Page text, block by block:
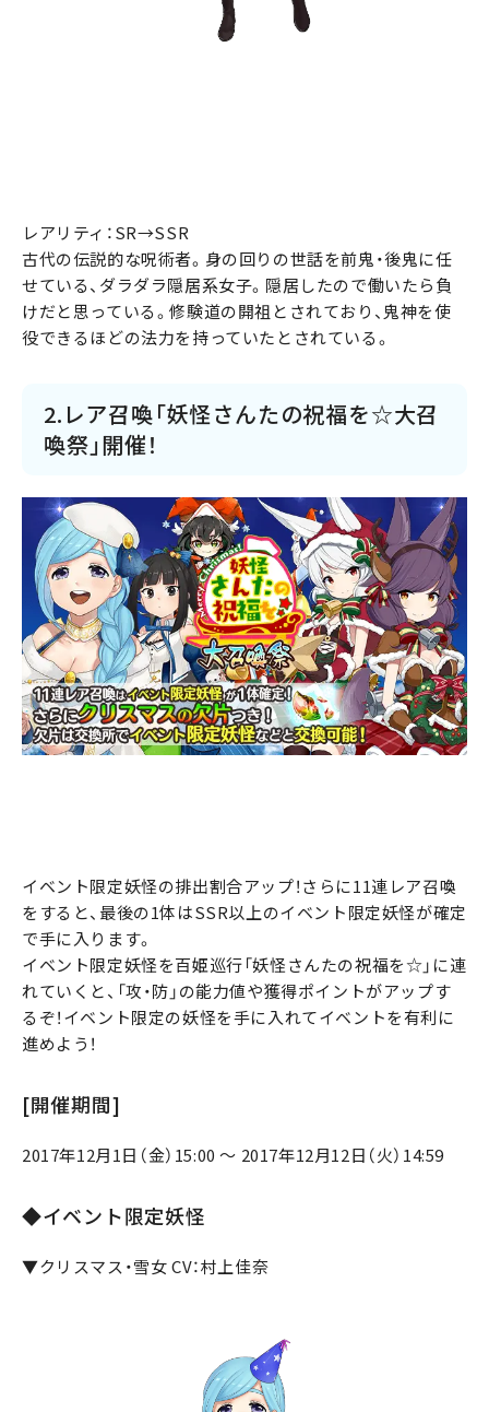
レアリティ：SR→SSR
古代の伝説的な呪術者。身の回りの世話を前鬼・後鬼に任
せている、ダラダラ隠居系女子。隠居したので働いたら負
けだと思っている。修験道の開祖とされており、鬼神を使
役できるほどの法力を持っていたとされている。
2.レア召喚「妖怪さんたの祝福を☆大召
喚祭」開催！
イベント限定妖怪の排出割合アップ！さらに11連レア召喚
をすると、最後の1体はSSR以上のイベント限定妖怪が確定
で手に入ります。
イベント限定妖怪を百姫巡行「妖怪さんたの祝福を☆」に連
れていくと、「攻・防」の能力値や獲得ポイントがアップす
るぞ！イベント限定の妖怪を手に入れてイベントを有利に
進めよう！
[開催期間]
2017年12月1日（金）15:00 ～ 2017年12月12日（火）14:59
◆イベント限定妖怪
▼クリスマス・雪女 CV：村上佳奈